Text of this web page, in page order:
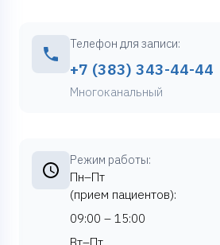
Телефон для записи:
+7 (383) 343-44-44
Многоканальный
Режим работы:
Пн–Пт
(прием пациентов):
09:00 – 15:00